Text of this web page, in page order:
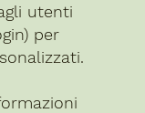
utenti
per